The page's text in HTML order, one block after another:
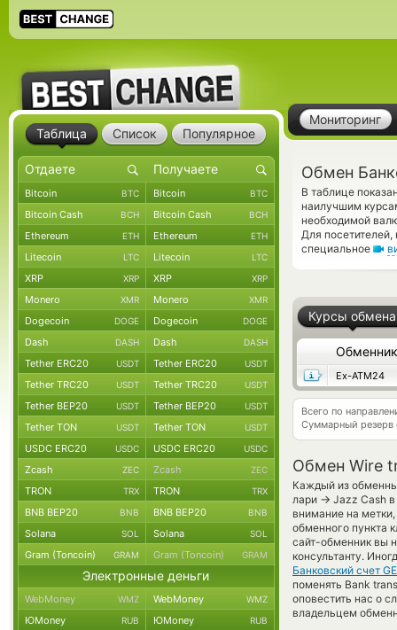
Мониторинг
Обмен
В таблице
наилучшим
необходимой
Для
специальное
Курсы обмена
Обменник
Ex-ATM24
Всего по
Суммарный резерв
Обмен Wire
Каждый из
лари → Jazz Cash
внимание на
обменного пункта
сайт-обменник вы
консультанту.
Банковский счет
поменять Bank
оповестить нас о
владельцем
Таблица Список Популярное
Bitcoin BTC Bitcoin BTC
Bitcoin Cash BCH Bitcoin Cash BCH
Ethereum ETH Ethereum ETH
Litecoin LTC Litecoin LTC
XRP XRP XRP XRP
Monero XMR Monero XMR
Dogecoin DOGE Dogecoin DOGE
Dash DASH Dash DASH
Tether ERC20 USDT Tether ERC20 USDT
Tether TRC20 USDT Tether TRC20 USDT
Tether BEP20 USDT Tether BEP20 USDT
Tether TON USDT Tether TON USDT
USDC ERC20 USDC USDC ERC20 USDC
Zcash ZEC Zcash ZEC
TRON TRX TRON TRX
BNB BEP20 BNB BNB BEP20 BNB
Solana SOL Solana SOL
Gram (Toncoin) GRAM Gram (Toncoin) GRAM
Электронные деньги
WebMoney WMZ WebMoney WMZ
ЮMoney RUB ЮMoney RUB